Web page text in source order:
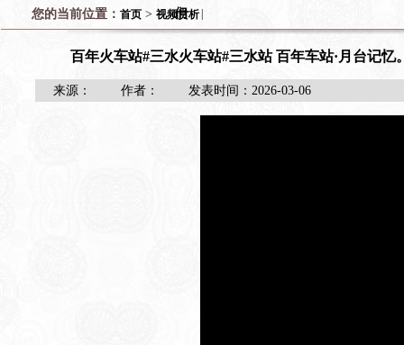
们
您的当前位置： 首页 > 视频赏析
百年火车站#三水火车站#三水站 百年车站·月台记
来源： 作者： 发表时间： 2026-03-06